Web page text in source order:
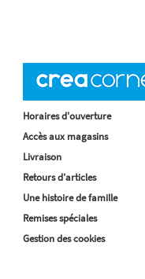
Horaires d'ouverture
Accès aux magasins
Livraison
Retours d'articles
Une histoire de famille
Remises spéciales
Gestion des cookies